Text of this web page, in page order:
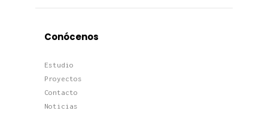
Conócenos
Estudio
Proyectos
Contacto
Noticias